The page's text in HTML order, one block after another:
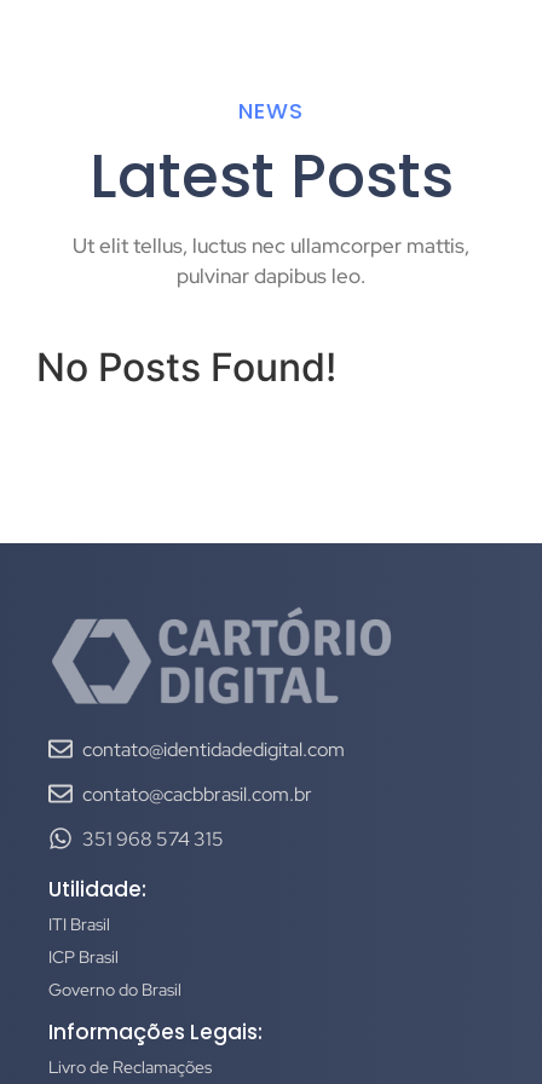
NEWS
Latest Posts
Ut elit tellus, luctus nec ullamcorper mattis,
pulvinar dapibus leo.
No Posts Found!
contato@identidadedigital.com
contato@cacbbrasil.com.br
351 968 574 315
Utilidade:
ITI Brasil
ICP Brasil
Governo do Brasil
Informações Legais:
Livro de Reclamações